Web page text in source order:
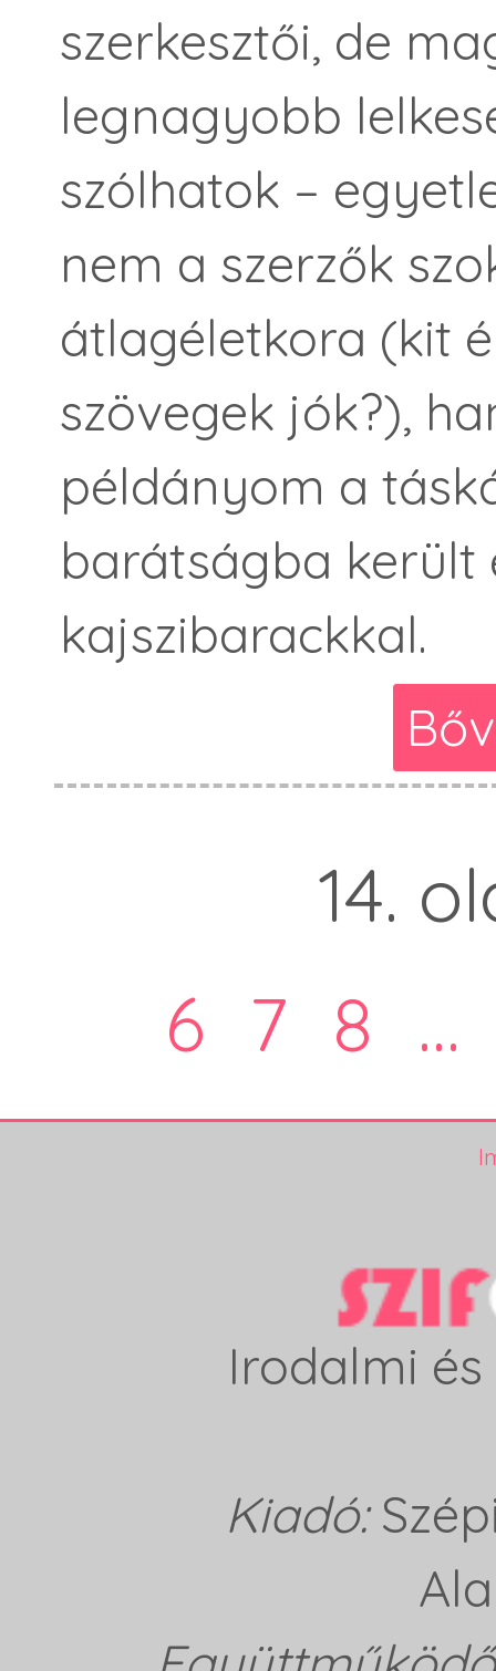
szerkesztői, de
legnagyobb
szólhatok –
nem a szerzők
átlagéletkora (kit
szövegek jók?),
példányom a
barátságba került
kajszibarackkal.
14.
6 7 8 ...
Irodalmi
Kiadó: